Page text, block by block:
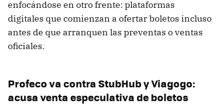
enfocándose en otro frente: plataformas
digitales que comienzan a ofertar boletos incluso
antes de que arranquen las preventas o ventas
oficiales.
Profeco va contra StubHub y Viagogo:
acusa venta especulativa de boletos